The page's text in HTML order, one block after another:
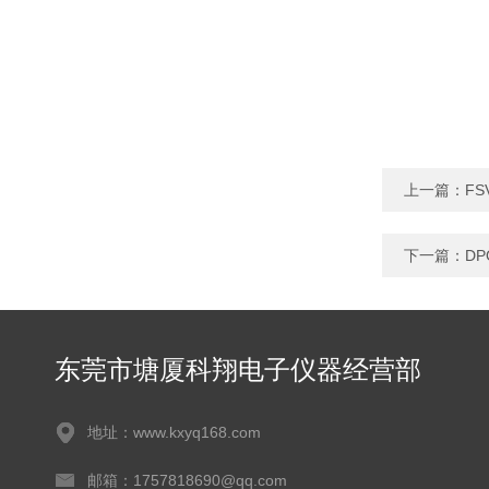
上一篇：
下一篇：
东莞市塘厦科翔电子仪器经营部
地址：www.kxyq168.com
邮箱：1757818690@qq.com